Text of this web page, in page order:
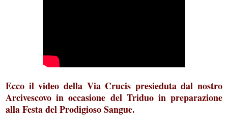
Ecco il video della Via Crucis presieduta dal nostro
Arcivescovo in occasione del Triduo in preparazione
alla Festa del Prodigioso Sangue.